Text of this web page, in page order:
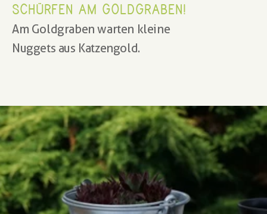
SCHÜRFEN AM GOLDGRABEN!
Am Goldgraben warten kleine
Nuggets aus Katzengold.